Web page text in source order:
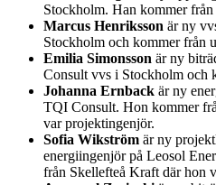
Stockholm. Han kommer från
Marcus Henriksson är ny
Stockholm och kommer från
Emilia Simonsson är ny
Consult vvs i Stockholm och
Johanna Ernback är ny
TQI Consult. Hon kommer
var projektingenjör.
Sofia Wikström är ny
energiingenjör på Leosol
från Skellefteå Kraft där hon